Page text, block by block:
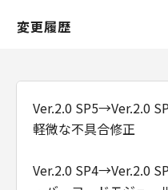
変更履歴
Ver.2.0 SP5→Ver.2.0
軽微な不具合修正
Ver.2.0 SP4→Ver.2.0